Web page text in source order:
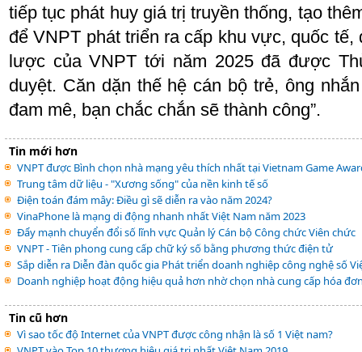
tiếp tục phát huy giá trị truyền thống, tạo
để VNPT phát triển ra cấp khu vực, quốc
lược của VNPT tới năm 2025 đã được
duyệt. Căn dặn thế hệ cán bộ trẻ, ông
đam mê, bạn chắc chắn sẽ thành công”.
Tin mới hơn
VNPT được Bình chọn nhà mạng yêu thích nhất tại Vietnam Game
Trung tâm dữ liệu - "Xương sống" của nền kinh tế số
Điện toán đám mây: Điều gì sẽ diễn ra vào năm 2024?
VinaPhone là mạng di động nhanh nhất Việt Nam năm 2023
Đẩy mạnh chuyển đổi số lĩnh vực Quản lý Cán bộ Công chức Viên chức
VNPT - Tiên phong cung cấp chữ ký số bằng phương thức điện tử
Sắp diễn ra Diễn đàn quốc gia Phát triển doanh nghiệp công nghệ số
Doanh nghiệp hoạt động hiệu quả hơn nhờ chọn nhà cung cấp hóa
Tin cũ hơn
Vì sao tốc độ Internet của VNPT được công nhận là số 1 Việt nam?